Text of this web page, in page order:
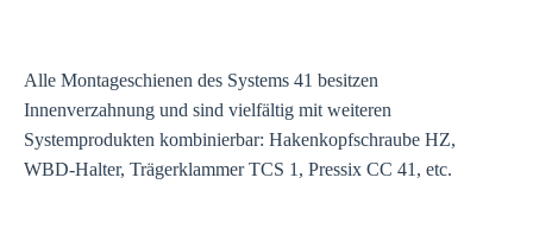
Alle Montageschienen des Systems 41 besitzen
Innenverzahnung und sind vielfältig mit weiteren
Systemprodukten kombinierbar: Hakenkopfschraube HZ,
WBD-Halter, Trägerklammer TCS 1, Pressix CC 41, etc.